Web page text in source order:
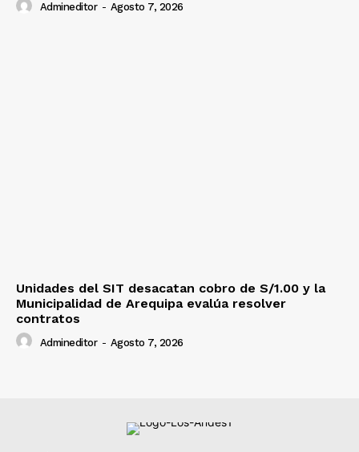
Admineditor - Agosto 7, 2026
Unidades del SIT desacatan cobro de S/1.00 y la
Municipalidad de Arequipa evalúa resolver
contratos
Admineditor - Agosto 7, 2026